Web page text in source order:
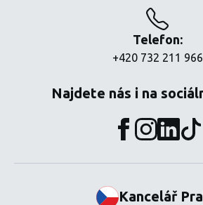
Telefon:
+420 732 211 966
Najdete nás i na
Kancelář